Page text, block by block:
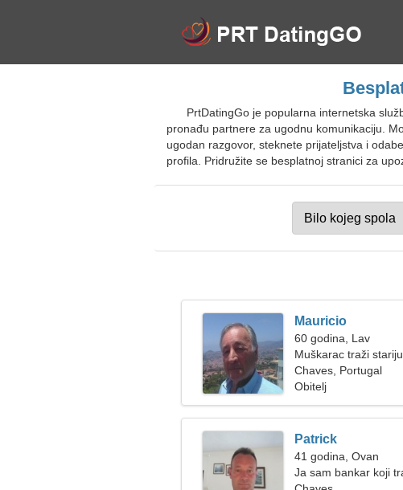
PrtDatingGo je popularna internetska
pronađu partnere za ugodnu komunikaciju.
ugodan razgovor, steknete prijateljstva i
profila. Pridružite se besplatnoj stranici za
Mauricio
60 godina, Lav
Muškarac traži
Chaves, Portugal
Obitelj
Patrick
41 godina, Ovan
Ja sam bankar koji